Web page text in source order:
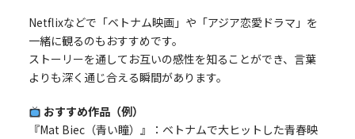
Netflixなどで「ベトナム映画」や「アジア恋愛ドラマ」を
一緒に観るのもおすすめです。
ストーリーを通してお互いの感性を知ることができ、言葉
よりも深く通じ合える瞬間があります。
おすすめ作品（例）
『Mat Biec（青い瞳）』：ベトナムで大ヒットした青春映